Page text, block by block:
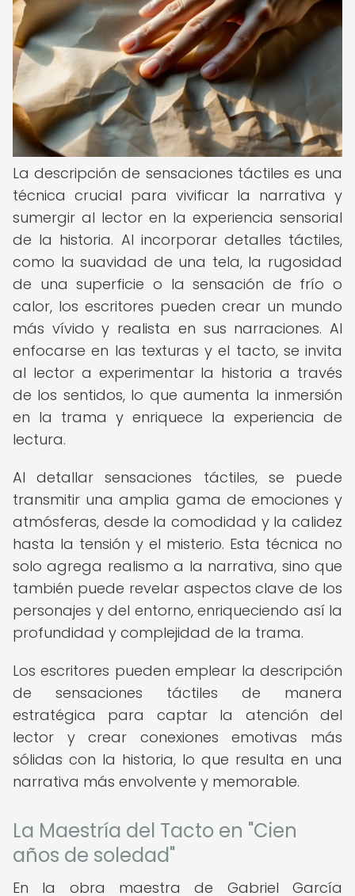
La descripción de sensaciones táctiles es una
técnica crucial para vivificar la narrativa y
sumergir al lector en la experiencia sensorial
de la historia. Al incorporar detalles táctiles,
como la suavidad de una tela, la rugosidad
de una superficie o la sensación de frío o
calor, los escritores pueden crear un mundo
más vívido y realista en sus narraciones. Al
enfocarse en las texturas y el tacto, se invita
al lector a experimentar la historia a través
de los sentidos, lo que aumenta la inmersión
en la trama y enriquece la experiencia de
lectura.
Al detallar sensaciones táctiles, se puede
transmitir una amplia gama de emociones y
atmósferas, desde la comodidad y la calidez
hasta la tensión y el misterio. Esta técnica no
solo agrega realismo a la narrativa, sino que
también puede revelar aspectos clave de los
personajes y del entorno, enriqueciendo así la
profundidad y complejidad de la trama.
Los escritores pueden emplear la descripción
de sensaciones táctiles de manera
estratégica para captar la atención del
lector y crear conexiones emotivas más
sólidas con la historia, lo que resulta en una
narrativa más envolvente y memorable.
La Maestría del Tacto en "Cien
años de soledad"
En la obra maestra de Gabriel García